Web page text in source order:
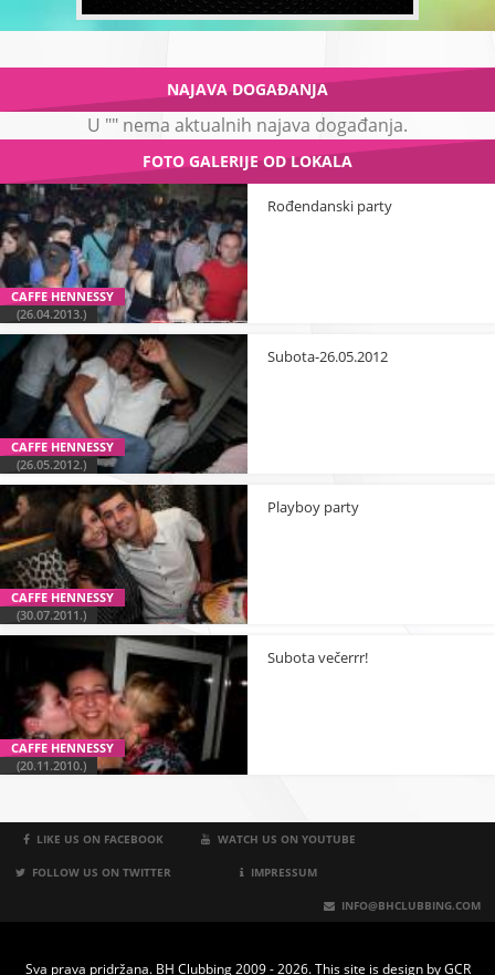
NAJAVA DOGAĐANJA
U "" nema aktualnih najava događanja.
FOTO GALERIJE OD LOKALA
CAFFE HENNESSY
(26.04.2013.)
Rođendanski party
CAFFE HENNESSY
(26.05.2012.)
Subota-26.05.2012
CAFFE HENNESSY
(30.07.2011.)
Playboy party
CAFFE HENNESSY
(20.11.2010.)
Subota večerrr!
LIKE US ON FACEBOOK WATCH US ON YOUTUBE
FOLLOW US ON TWITTER IMPRESSUM
INFO@BHCLUBBING.COM
Sva prava pridržana. BH Clubbing 2009 - 2026. This site is design byGCR